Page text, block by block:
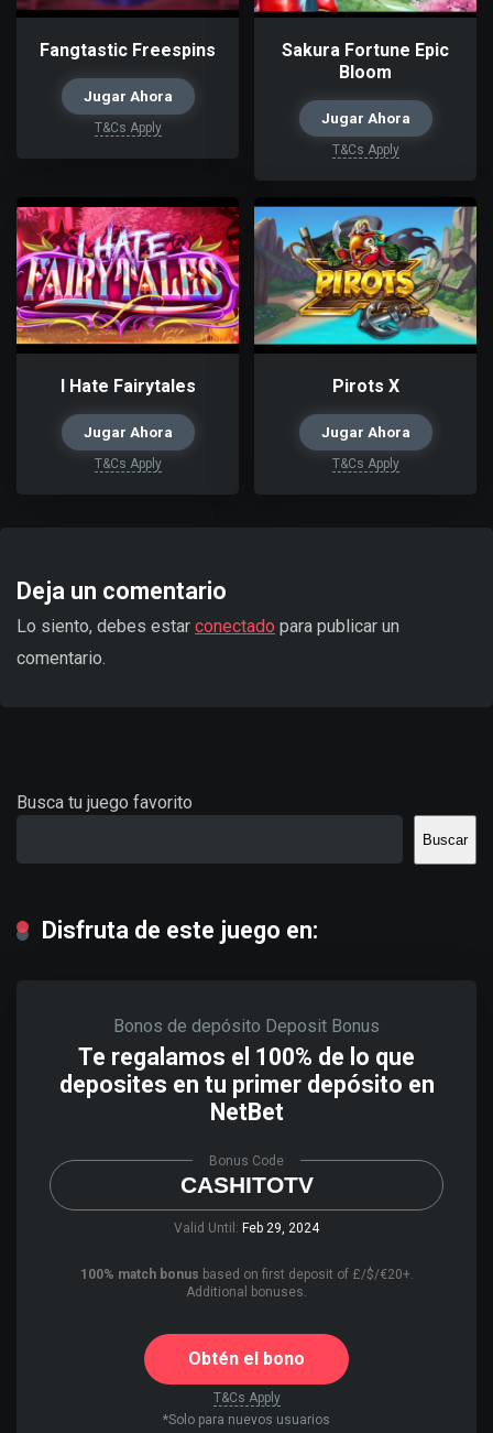
Fangtastic Freespins
Jugar Ahora
T&Cs Apply
Sakura Fortune Epic
Bloom
Jugar Ahora
T&Cs Apply
I Hate Fairytales
Jugar Ahora
T&Cs Apply
Pirots X
Jugar Ahora
T&Cs Apply
Deja un comentario
Lo siento, debes estar conectado para publicar un
comentario.
Busca tu juego favorito
Buscar
Disfruta de este juego en:
Bonos de depósito Deposit Bonus
Te regalamos el 100% de lo que
deposites en tu primer depósito en
NetBet
CASHITOTV
Bonus Code
Valid Until: Feb 29, 2024
100% match bonus based on first deposit of £/$/€20+.
Additional bonuses.
Obtén el bono
T&Cs Apply
*Solo para nuevos usuarios